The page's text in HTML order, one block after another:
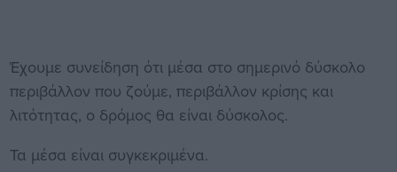
Έχουμε συνείδηση ότι μέσα στο σημερινό δύσκολο
περιβάλλον που ζούμε, περιβάλλον κρίσης και
λιτότητας, ο δρόμος θα είναι δύσκολος.
Τα μέσα είναι συγκεκριμένα.